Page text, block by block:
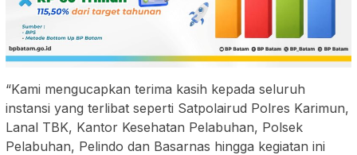
“Kami mengucapkan terima kasih kepada seluruh
instansi yang terlibat seperti Satpolairud Polres Karimun,
Lanal TBK, Kantor Kesehatan Pelabuhan, Polsek
Pelabuhan, Pelindo dan Basarnas hingga kegiatan ini